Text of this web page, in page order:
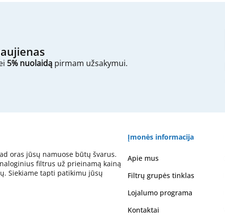
5% nuolaidą pirmam užsakymui.
oras jūsų namuose būtų švarus.
filtrus už prieinamą kainą
Siekiame tapti patikimu jūsų
Įmonės informacija
Apie mus
Filtrų grupės tinklas
Lojalumo programa
Kontaktai